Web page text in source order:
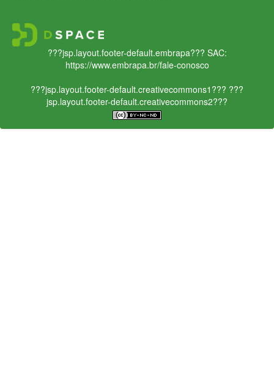
???jsp.layout.footer-default.embrapa??? SAC:
https://www.embrapa.br/fale-conosco
???jsp.layout.footer-default.creativecommons1??? ???
jsp.layout.footer-default.creativecommons2???